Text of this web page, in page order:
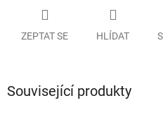
ZEPTAT SE HLÍDAT
Související produkty